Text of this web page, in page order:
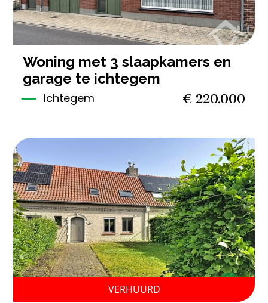
woning met 3 slaapkamers en
garage te ichtegem
Ichtegem € 220.000
VERHUURD